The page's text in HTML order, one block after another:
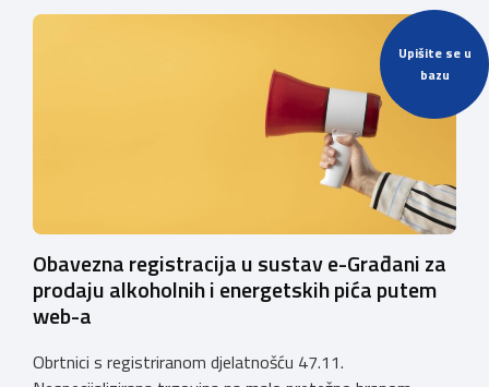
Upišite se u
bazu
privremenih rješenja izdanih sukladno Zakonu o
ugostiteljskoj djelatnosti. Ministarstvo podsjeća da se od
1. siječnja 2025. godine više ne mogu podnositi novi
zahtjevi za izdavanje privremenih rješenja, dok već izdana
Obavezna registracija u sustav e-Građani za
prodaju alkoholnih i energetskih pića putem
web-a
Obrtnici s registriranom djelatnošću 47.11.